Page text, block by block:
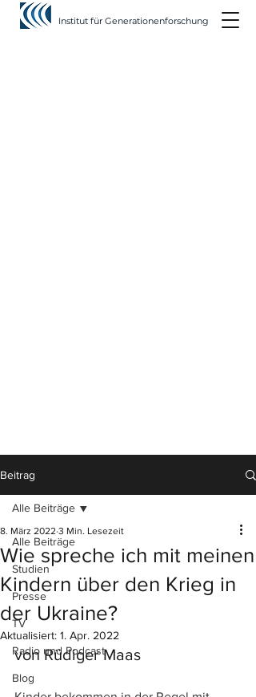
Institut für Generationenforschung
Beitrag
Alle Beiträge
Studien
Presse
TV
Radio und Podcast
Blog
Alle Beiträge
Wie spreche ich mit meinen
Kindern über den Krieg in
der Ukraine?
8. März 2022 3 Min. Lesezeit
Aktualisiert: 1. Apr. 2022
von Rüdiger Maas